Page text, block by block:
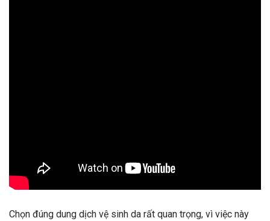
Chọn đúng dung dịch vệ sinh da rất quan trọng, vì việc này